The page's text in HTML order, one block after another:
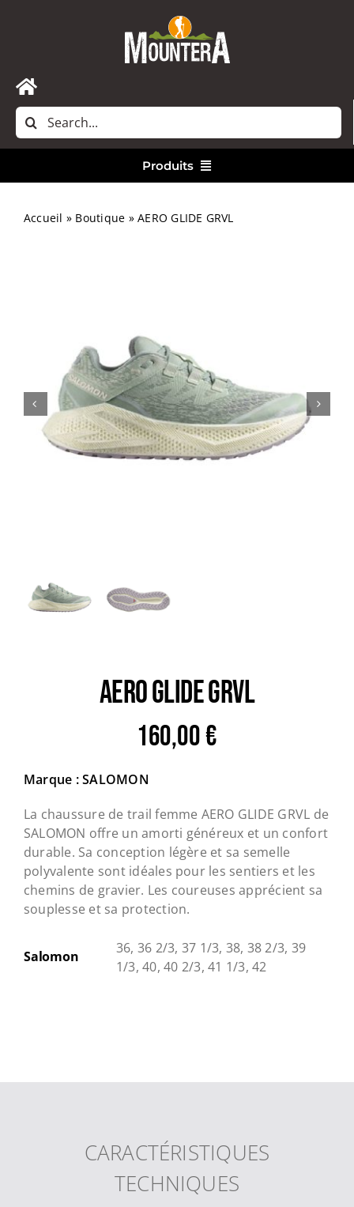
Toggle
Navigation
Accueil
Rechercher:
Produits
Trail
Escalade / Alpinisme
Accueil » Boutique »AERO GLIDE GRVL
AERO GLIDE GRVL
160,00€
Marque : SALOMON
La chaussure de trail femme AERO GLIDE GRVL de
SALOMON offre un amorti généreux et un confort
durable. Sa conception légère et sa semelle
polyvalente sont idéales pour les sentiers et les
chemins de gravier. Les coureuses apprécient sa
souplesse et sa protection.
Salomon
36, 36 2/3, 37 1/3, 38, 38 2/3, 39
1/3, 40, 40 2/3, 41 1/3, 42
CARACTÉRISTIQUES
TECHNIQUES